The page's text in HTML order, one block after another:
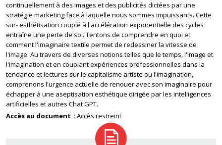
continuellement à des images et des publicités dictées par une
stratégie marketing face à laquelle nous sommes impuissants. Cette
sur- esthétisation couplé à l'accélération exponentielle des cycles
entraîne une perte de soi. Tentons de comprendre en quoi et
comment l'imaginaire textile permet de redessiner la vitesse de
l'image. Au travers de diverses notions telles que le temps, l'image et
l'imagination et en couplant expériences professionnelles dans la
tendance et lectures sur le capitalisme artiste ou l'imagination,
comprenons l'urgence actuelle de renouer avec son imaginaire pour
échapper à une aseptisation esthétique dirigée par les intelligences
artificielles et autres Chat GPT.
Accès au document
Accès restreint